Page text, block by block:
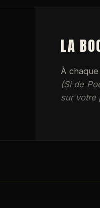
LA
À
(Si de
sur votre